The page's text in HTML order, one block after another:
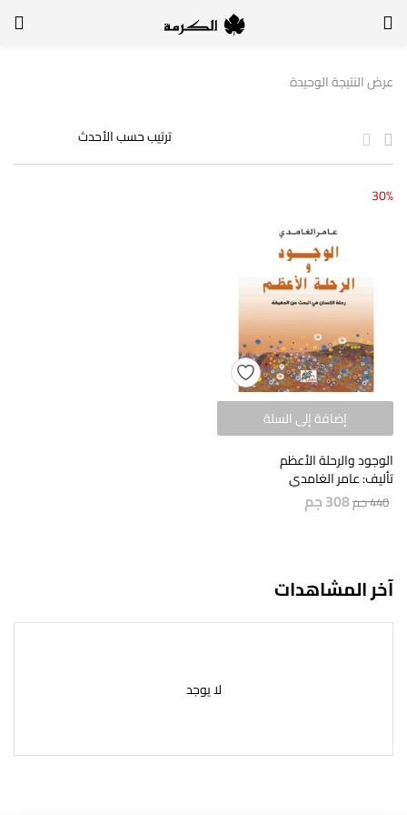
لتسجيل الدخول, أدخل اسم المستخدم وكلمة السر
تذكر بياناتي
لا أذكر كلمة السر
عرض النتيجة الوحيدة
30%
إضافة إلى السلة
الوجود والرحلة الأعظم
تأليف: عامر الغامدي
440جم308جم
آخر المشاهدات
لا يوجد